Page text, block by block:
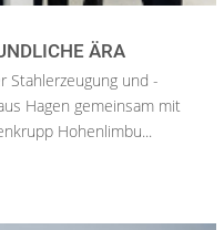
ÄRA
Stahlerzeugung und -
Hagen gemeinsam mit
Hohenlimbu...